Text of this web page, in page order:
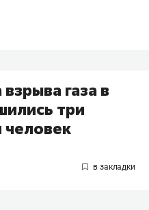
газа в
три
человек